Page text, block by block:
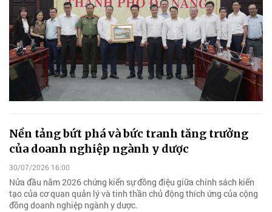
Nền tảng bứt phá và bức tranh tăng trưởng
của doanh nghiệp ngành y dược
30/07/2026 16:00
Nửa đầu năm 2026 chứng kiến sự đồng điệu giữa chính sách kiến
tạo của cơ quan quản lý và tinh thần chủ động thích ứng của cộng
đồng doanh nghiệp ngành y dược.